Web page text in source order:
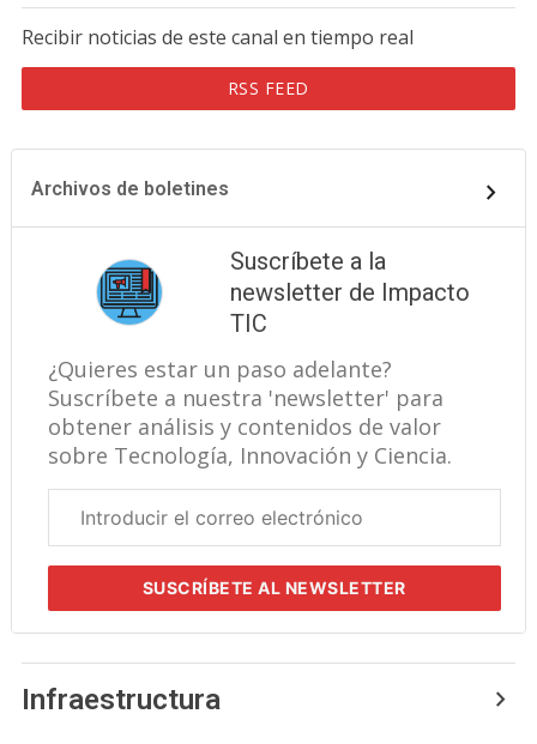
Recibir noticias de este canal en tiempo real
RSS FEED
Archivos de boletines
Suscríbete a la
newsletter de Impacto
TIC
¿Quieres estar un paso adelante?
Suscríbete a nuestra 'newsletter' para
obtener análisis y contenidos de valor
sobre Tecnología, Innovación y Ciencia.
electrónico
SUSCRÍBETEAL NEWSLETTER
Infraestructura